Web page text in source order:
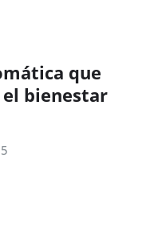
que
bienestar